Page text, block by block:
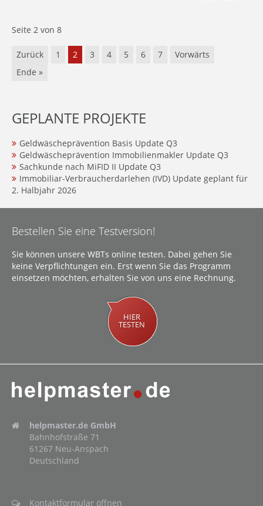
Seite 2 von 8
Zurück 1 2 3 4 5 6 7
Vorwärts
Ende »
GEPLANTE PROJEKTE
Geldwäscheprävention Basis Update Q3
Geldwäscheprävention Immobilienmakler Update Q3
Sachkunde nach MiFID II Update Q3
Immobiliar-Verbraucherdarlehen (IVD) Update geplant für
2. Halbjahr 2026
Bestellen Sie eine Testversion!
Sie können unsere WBTs online testen. Dabei gehen Sie
keine Verpflichtungen ein. Erst wenn Sie das Programm
einsetzen möchten, erhalten Sie von uns eine Rechnung.
HIER
TESTEN
helpmaster.de GmbH
Bahnhofstraße 71
61267 Neu-Anspach
Deutschland
Kontaktformular öffnen